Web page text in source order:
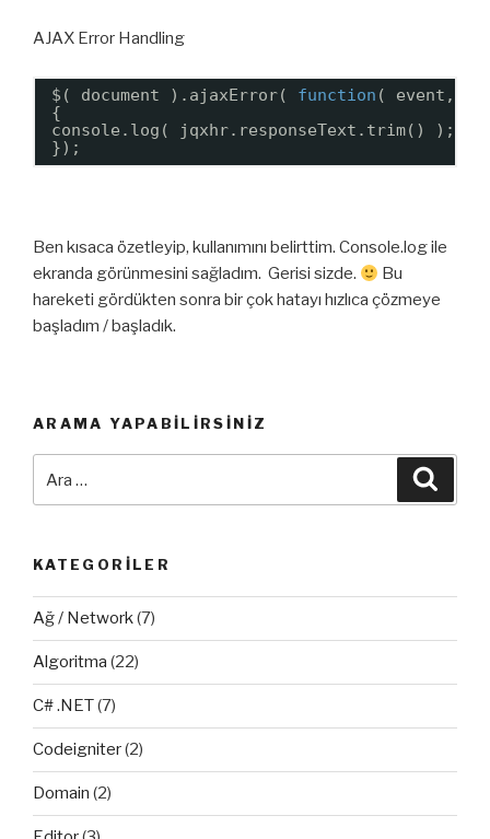
AJAX Error Handling
$( document ).ajaxError( function ( event,
{
console.log( jqxhr.responseText.trim() );
});
Ben kısaca özetleyip, kullanımını belirttim. Console.log ile
ekranda görünmesini sağladım. Gerisi sizde.
Bu
hareketi gördükten sonra bir çok hatayı hızlıca çözmeye
başladım / başladık.
ARAMA YAPABILIRSINIZ
KATEGORILER
Ağ / Network(7)
Algoritma (22)
C# .NET(7)
Codeigniter(2)
Domain (2)